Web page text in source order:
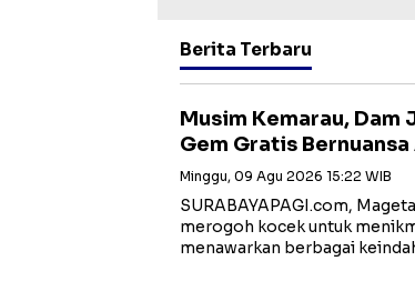
Berita Terbaru
Musim Kemarau,
Gem Gratis Bernuansa
Minggu, 09 Agu 2026 15:22 WIB
SURABAYAPAGI.com,
merogoh kocek untuk
menawarkan berbagai